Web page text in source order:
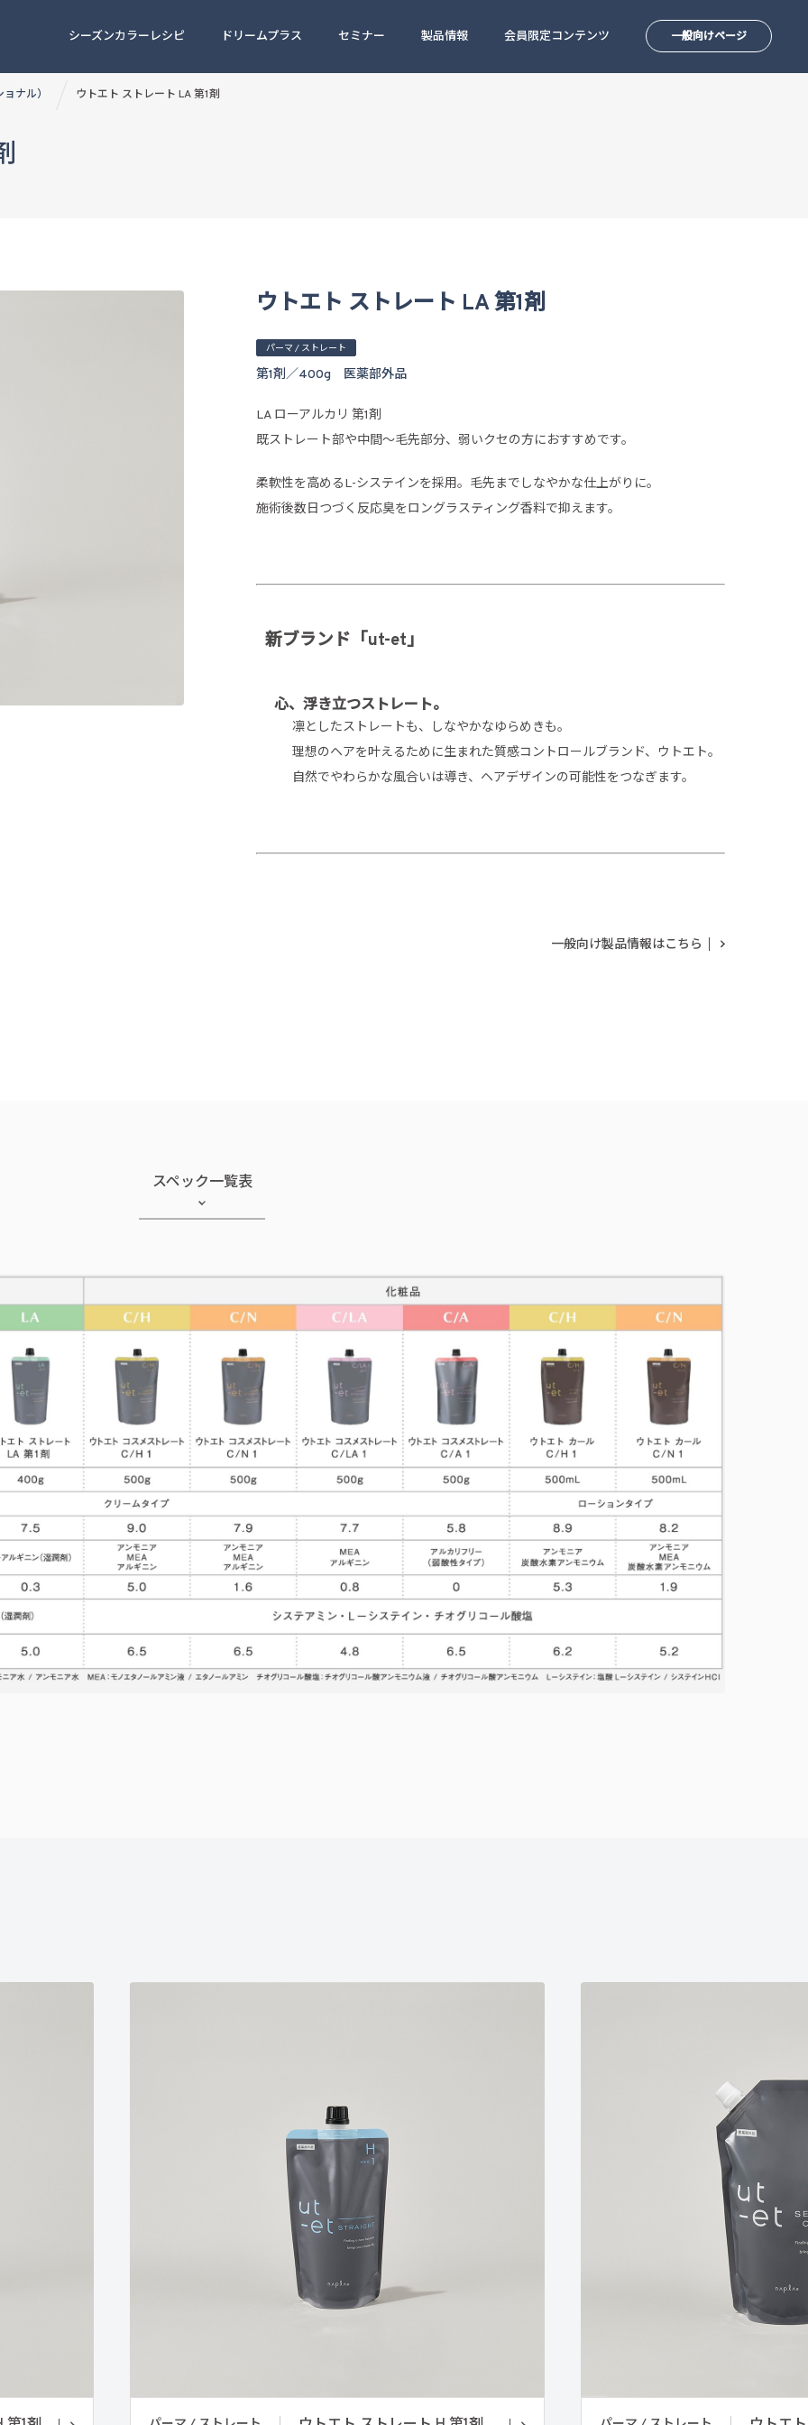
シーズンカラーレシピ ドリームプラス セミナー 製品情報 会員限定コンテンツ 一般向けページ
ウトエト ストレート LA 第1剤
パーマ / ストレート
第1剤／400g 医薬部外品
LA ローアルカリ 第1剤
既ストレート部や中間～毛先部分、弱いクセの方におすすめです。
柔軟性を高めるL-システインを採用。毛先までしなやかな仕上がりに。
施術後数日つづく反応臭をロングラスティング香料で抑えます。
新ブランド「ut-et」
心、浮き立つストレート。
凛としたストレートも、しなやかなゆらめきも。
理想のヘアを叶えるために生まれた質感コントロールブランド、ウトエト。
自然でやわらかな風合いは導き、ヘアデザインの可能性をつなぎます。
一般向け製品情報はこちら
スペック一覧表
ナル） ウトエト ストレート LA 第1剤